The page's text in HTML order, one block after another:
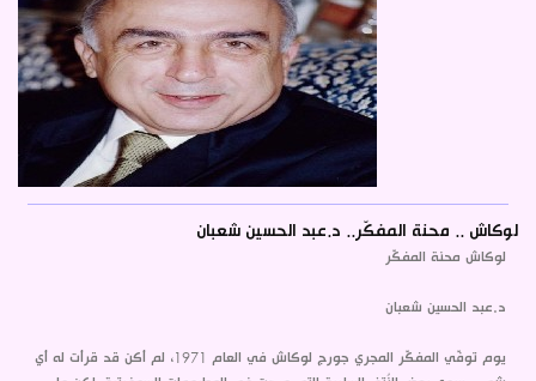
لوكاش .. محنة المفكّر.. د.عبد الحسين شعبان
لوكاش محنة المفكّر
د.عبد الحسين شعبان
يوم توفّي المفكّر المجري جورج لوكاش في العام 1971، لم أكن قد قرأت له أي